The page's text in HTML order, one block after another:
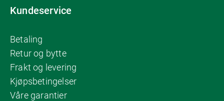
Kundeservice
Betaling
Retur og bytte
Frakt og levering
Kjøpsbetingelser
Våre garantier